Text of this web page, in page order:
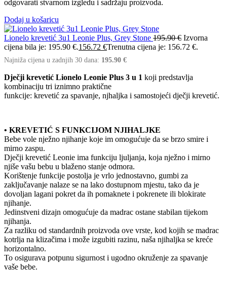
odgovarati stvarnom izgledu i sadržaju proizvoda.
Dodaj u košaricu
Lionelo krevetić 3u1 Leonie Plus, Grey Stone 195.90€ Izvorna
cijena bila je: 195.90 €.156.72 €Trenutna cijena je: 156.72 €.
Najniža cijena u zadnjih 30 dana: 195.90 €
Dječji krevetić Lionelo Leonie Plus 3 u 1 koji predstavlja
kombinaciju tri iznimno praktične
funkcije: krevetić za spavanje, njhaljka i samostojeći dječji krevetić.
• KREVETIĆ S FUNKCIJOM NJIHALJKE
Bebe vole nježno njihanje koje im omogućuje da se brzo smire i
mirno zaspu.
Dječji krevetić Leonie ima funkciju ljuljanja, koja nježno i mirno
njiše vašu bebu u blaženo stanje odmora.
Korištenje funkcije postolja je vrlo jednostavno, gumbi za
zaključavanje nalaze se na lako dostupnom mjestu, tako da je
dovoljan lagani pokret da ih pomaknete i pokrenete ili blokirate
njihanje.
Jedinstveni dizajn omogućuje da madrac ostane stabilan tijekom
njihanja.
Za razliku od standardnih proizvoda ove vrste, kod kojih se madrac
kotrlja na klizačima i može izgubiti razinu, naša njihaljka se kreće
horizontalno.
To osigurava potpunu sigurnost i ugodno okruženje za spavanje
vaše bebe.